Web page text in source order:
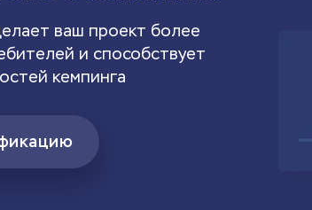
ваш проект более
и способствует
кемпинга